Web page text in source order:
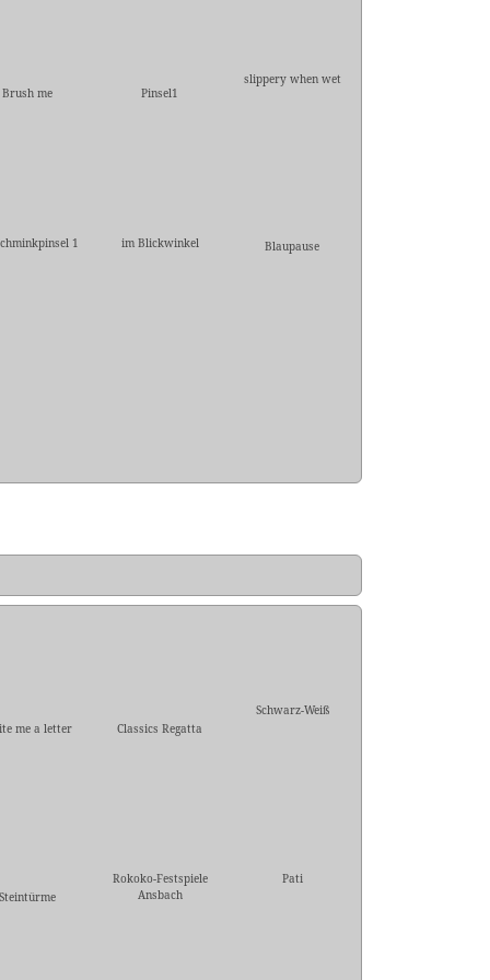
Brush me
Pinsel1
slippery when wet
1 im Blickwinkel Blaupause
me a letter Classics Regatta
Schwarz-Weiß
Steintürme
Rokoko-Festspiele
Ansbach
Pati